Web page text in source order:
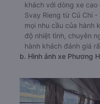
khách với dòng xe
Svay Rieng từ Củ Chi
mọi nhu cầu của hành
độ nhiệt tình, chuyên
hành khách đánh giá
b. Hình ảnh xe Phương